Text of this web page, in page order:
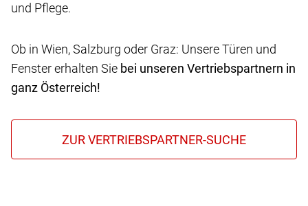
und Pflege.
Ob in Wien, Salzburg oder Graz: Unsere Türen und
Fenster erhalten Sie bei unseren Vertriebspartnern in
ganz Österreich!